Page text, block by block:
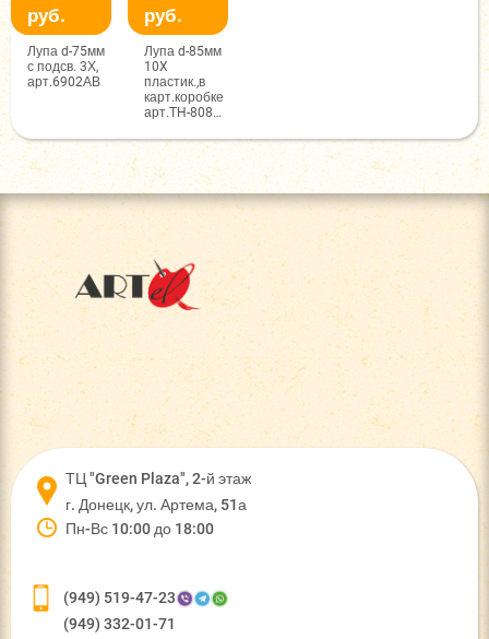
руб.
Лупа d-75мм
с подсв. 3Х,
арт.6902АВ
руб.
Лупа d-85мм
10X
пластик.,в
карт.коробке
арт.TH-8085-
ТЦ "Green Plaza", 2-й этаж
г. Донецк, ул. Артема, 51а
Пн-Вс 10:00 до 18:00
(949) 519-47-23
(949) 332-01-71